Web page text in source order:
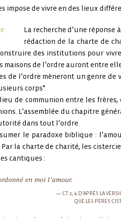
impose de vivre en des lieux
La recherche d’une
rédaction de la charte de
des institutions pour
maisons de l’ordre auront entre
de l’ordre mèneront un genre de
corps".
de communion entre les
L’assemblée du chapitre
dans tout l’ordre.
le paradoxe biblique :
Par la charte de charité, les
cantiques :
en moi l’amour.
CT 2, 4 D’APRÈS LA
QUE LES PÈRES